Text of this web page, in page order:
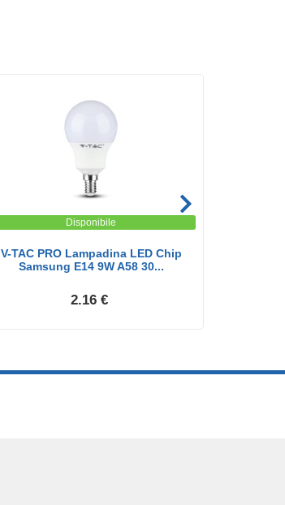
Disponibile
V-TAC PRO Lampadina LED Chip
Samsung E14 9W A58 30...
2.16 €